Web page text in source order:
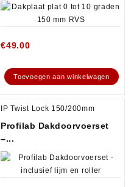
€49.00
Toevoegen aan winkelwagen
IP Twist Lock 150/200mm
Profilab Dakdoorvoerset
–...